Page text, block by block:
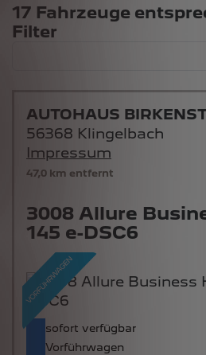
Suchergebnisse
17 Fahrzeuge
Filter
47,0 km entfernt
3008 Allure
145 e-DSC6
sofort verfügbar
Vorführwagen
AUTOHAUS
56368 Klingelbach
Impressum